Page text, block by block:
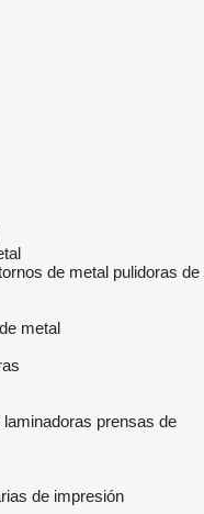
de metal pulidoras de
metal
laminadoras prensas de
de impresión